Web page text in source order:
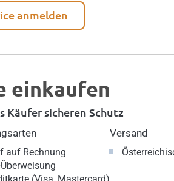
anmelden
einkaufen
Käufer sicheren Schutz
auf Rechnung
(Visa, Mastercard)
Versand